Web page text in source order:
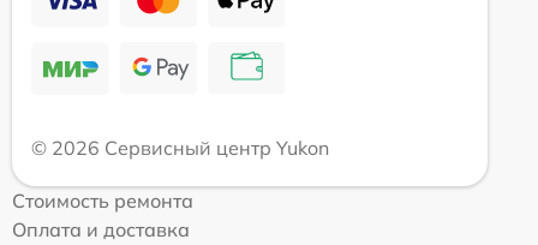
© 2026 Сервисный центр Yukon
Стоимость ремонта
Оплата и доставка